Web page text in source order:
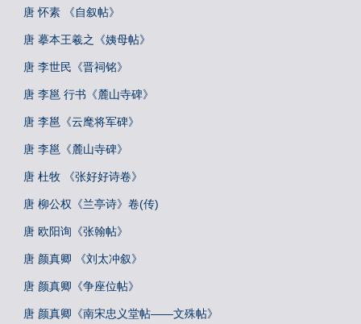
唐 怀素 《自叙帖》
唐 摹本王羲之《姨母帖》
唐 李世民《晋祠铭》
唐 李邕 行书《麓山寺碑》
唐 李邕《云麾将军碑》
唐 李邕《麓山寺碑》
唐 杜牧 《张好好诗卷》
唐 柳公权《兰亭诗》卷(传)
唐 欧阳询《张翰帖》
唐 颜真卿 《刘太冲叙》
唐 颜真卿《争座位帖》
唐 颜真卿《南宋忠义堂帖——文殊帖》